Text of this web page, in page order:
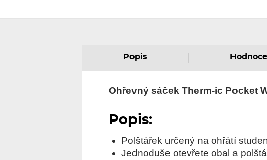
Popis
Ohřevný sáček Therm-ic Pocket
Popis:
Polštářek určený na ohřátí
Jednoduše otevřete obal a